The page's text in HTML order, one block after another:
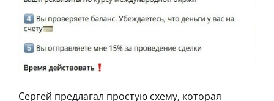
Сергей предлагал простую схему, которая